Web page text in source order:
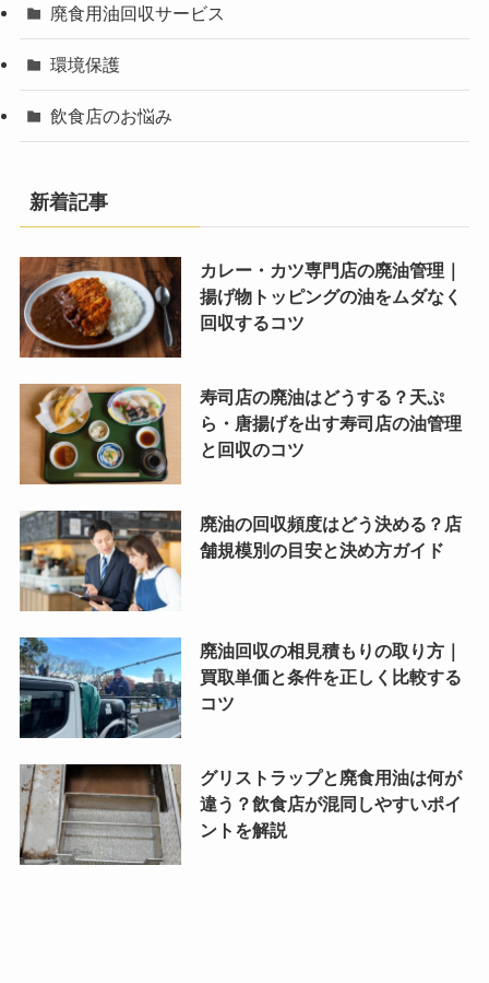
廃食用油回収サービス
環境保護
飲食店のお悩み
新着記事
カレー・カツ専門店の廃油管理｜
揚げ物トッピングの油をムダなく
回収するコツ
寿司店の廃油はどうする？天ぷ
ら・唐揚げを出す寿司店の油管理
と回収のコツ
廃油の回収頻度はどう決める？店
舗規模別の目安と決め方ガイド
廃油回収の相見積もりの取り方｜
買取単価と条件を正しく比較する
コツ
グリストラップと廃食用油は何が
違う？飲食店が混同しやすいポイ
ントを解説